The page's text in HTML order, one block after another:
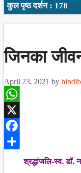
कुल पृष्ठ दर्शन : 178
जिनका
April 23, 2021 by
WhatsApp
X
Facebook
श्रद्धांजलि-स्व. डॉ.